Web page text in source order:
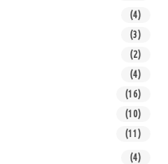
(4)
(3)
(2)
(4)
(16)
(10)
(11)
(4)